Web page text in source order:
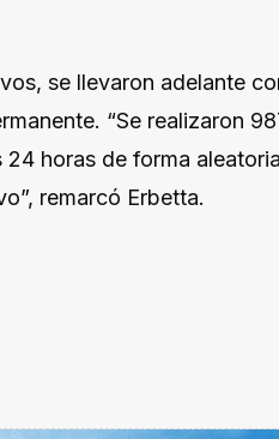
se llevaron adelante
“Se realizaron
24 horas de forma
remarcó Erbetta.